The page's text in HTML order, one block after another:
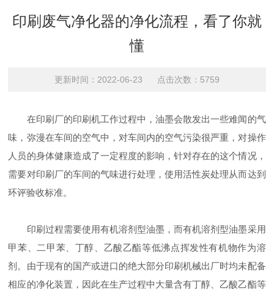
印刷废气净化器的净化流程，看了你就
懂
更新时间：2022-06-23 点击次数：5759
在印刷厂的印刷机工作过程中，油墨会散发出一些难闻的气
味，弥漫在车间的空气中，对车间内的空气污染很严重，对操作
人员的身体健康造成了一定程度的影响，针对存在的这个情况，
需要对印刷厂的车间的气味进行处理，使用活性炭处理从而达到
环评验收标准。
印刷过程需要使用有机溶剂型油墨，而有机溶剂型油墨采用
甲苯、二甲苯、丁醇、乙酸乙酯等低沸点挥发性有机物作为溶
剂。由于现有的国产或进口的绝大部分印刷机械出厂时均未配备
相应的净化装置，因此在生产过程中大量含有丁醇、乙酸乙酯等